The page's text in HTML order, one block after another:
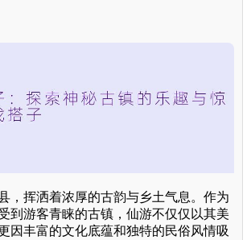
，挥洒着浓厚的古韵与乡土气息。作为
到游客青睐的古镇，仙游不仅仅以其美
因丰富的文化底蕴和独特的民俗风情吸